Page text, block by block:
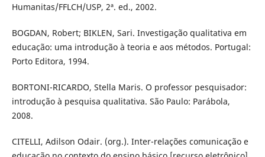
Humanitas/FFLCH/USP, 2ª. ed., 2002.
BOGDAN, Robert; BIKLEN, Sari. Investigação qualitativa em
educação: uma introdução à teoria e aos métodos. Portugal:
Porto Editora, 1994.
BORTONI-RICARDO, Stella Maris. O professor pesquisador:
introdução à pesquisa qualitativa. São Paulo: Parábola,
2008.
CITELLI, Adilson Odair. (org.). Inter-relações comunicação e